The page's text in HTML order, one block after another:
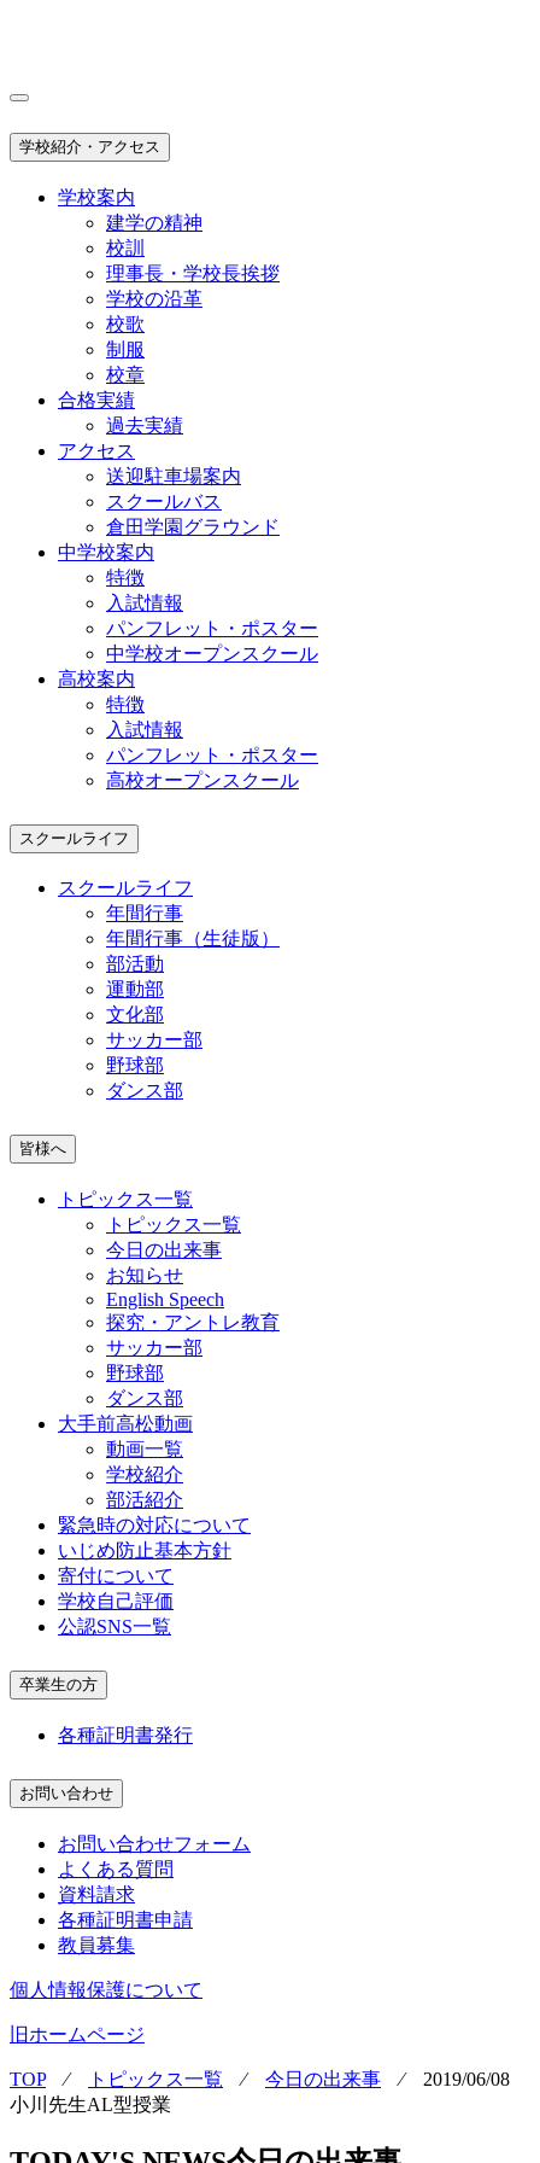
学校紹介・アクセス
学校案内
建学の精神
校訓
理事長・学校長挨拶
学校の沿革
校歌
制服
校章
合格実績
過去実績
アクセス
送迎駐車場案内
スクールバス
倉田学園グラウンド
中学校案内
特徴
入試情報
パンフレット・ポスター
中学校オープンスクール
高校案内
特徴
入試情報
パンフレット・ポスター
高校オープンスクール
スクールライフ
スクールライフ
年間行事
年間行事（生徒版）
部活動
運動部
文化部
サッカー部
野球部
ダンス部
皆様へ
トピックス一覧
トピックス一覧
今日の出来事
お知らせ
English Speech
探究・アントレ教育
サッカー部
野球部
ダンス部
大手前高松動画
動画一覧
学校紹介
部活紹介
緊急時の対応について
いじめ防止基本方針
寄付について
学校自己評価
公認SNS一覧
卒業生の方
各種証明書発行
お問い合わせ
お問い合わせフォーム
よくある質問
資料請求
各種証明書申請
教員募集
個人情報保護について
旧ホームページ
TOP⁄ トピックス一覧 ⁄ 今日の出来事 ⁄ 2019/06/08
小川先生AL型授業